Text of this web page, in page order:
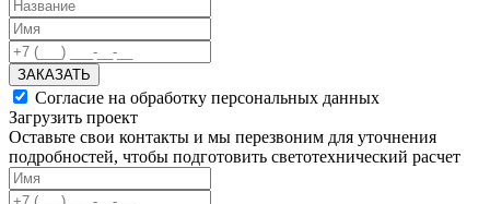
ЗАКАЗАТЬ
Согласие на обработку персональных данных
Загрузить проект
Оставьте свои контакты и мы перезвоним для уточнения
подробностей, чтобы подготовить светотехнический расчет